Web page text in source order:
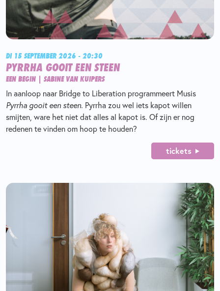
DI 15 SEPTEMBER 2026 - 20:30
PYRRHA GOOIT EEN STEEN
EEN BEGIN | SABINE VAN KUIPERS
In aanloop naar Bridge to Liberation programmeert Musis
Pyrrha gooit een steen. Pyrrha zou wel iets kapot willen
smijten, ware het niet dat alles al kapot is. Of zijn er nog
redenen te vinden om hoop te houden?
tickets